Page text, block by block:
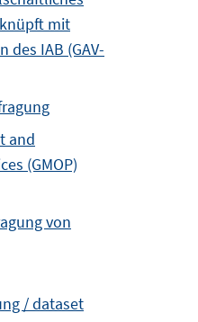
mit
des IAB (GAV-
and
(GMOP)
von
/ dataset